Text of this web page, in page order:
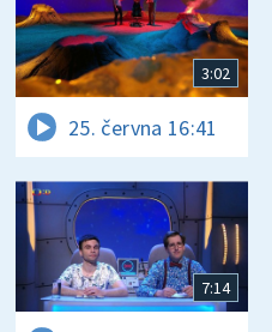
3:02
25. června 16:41
7:14